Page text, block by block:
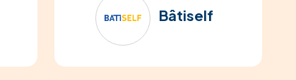
Bâtiself